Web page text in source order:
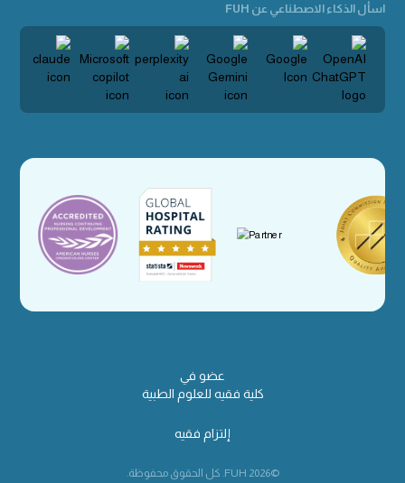
اسأل الذكاء الاصطناعي عن FUH
عضو في
كلية فقيه للعلوم الطبية
إلتزام فقيه
©2026 FUH. كل الحقوق محفوظة.